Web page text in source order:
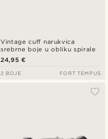
Vintage cuff narukvica
srebrne boje u obliku spirale
24,95 €
2 BOJE FORT TEMPUS